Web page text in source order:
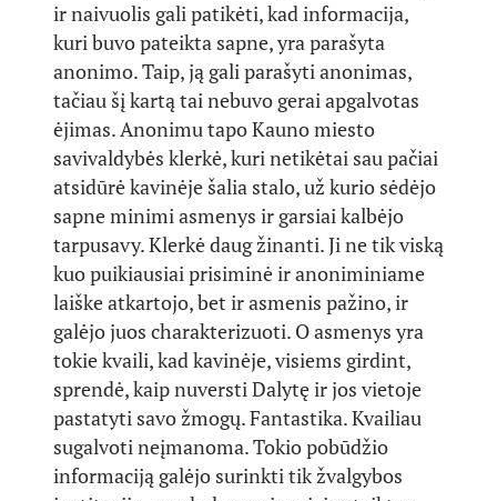
ir naivuolis gali patikėti, kad informacija,
kuri buvo pateikta sapne, yra parašyta
anonimo. Taip, ją gali parašyti anonimas,
tačiau šį kartą tai nebuvo gerai apgalvotas
ėjimas. Anonimu tapo Kauno miesto
savivaldybės klerkė, kuri netikėtai sau pačiai
atsidūrė kavinėje šalia stalo, už kurio sėdėjo
sapne minimi asmenys ir garsiai kalbėjo
tarpusavy. Klerkė daug žinanti. Ji ne tik viską
kuo puikiausiai prisiminė ir anoniminiame
laiške atkartojo, bet ir asmenis pažino, ir
galėjo juos charakterizuoti. O asmenys yra
tokie kvaili, kad kavinėje, visiems girdint,
sprendė, kaip nuversti Dalytę ir jos vietoje
pastatyti savo žmogų. Fantastika. Kvailiau
sugalvoti neįmanoma. Tokio pobūdžio
informaciją galėjo surinkti tik žvalgybos